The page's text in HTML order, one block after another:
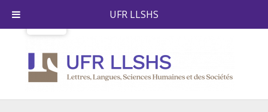
Menu
UFR LLSHS